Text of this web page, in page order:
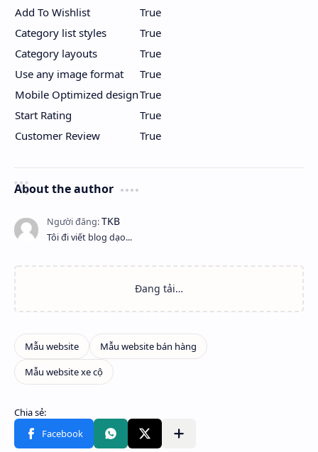
Add To Wishlist
True
Category list styles
True
Category layouts
True
Use any image format
True
Mobile Optimized designTrue
Start Rating
True
Customer Review
True
About the author
Tôi đi viết blog dạo...